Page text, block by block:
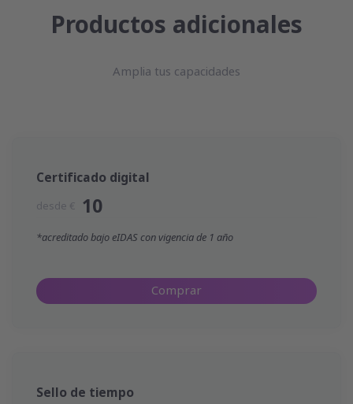
Productos adicionales
Amplia tus capacidades
Certificado digital
desde € 10
*acreditado bajo eIDAS con vigencia de 1 año
Comprar
Sello de tiempo